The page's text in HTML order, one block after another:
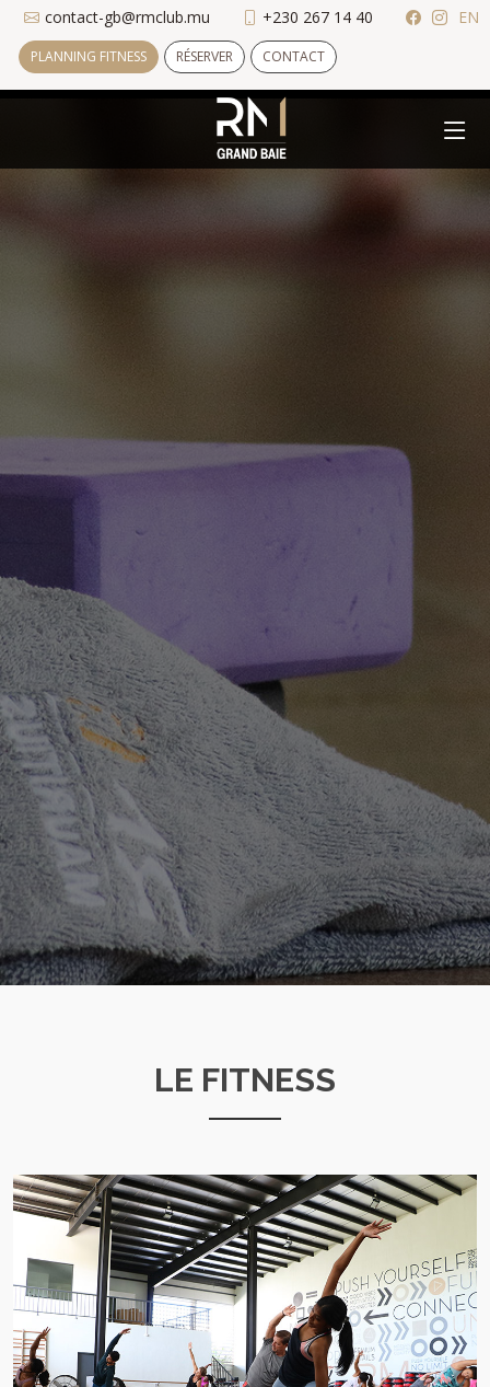
contact-gb@rmclub.mu +230 267 14 40
PLANNING FITNESS RÉSERVER CONTACT
EN
LE FITNESS